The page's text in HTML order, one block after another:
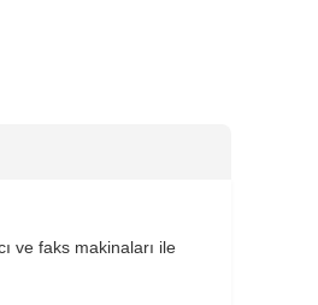
ve faks makinaları ile